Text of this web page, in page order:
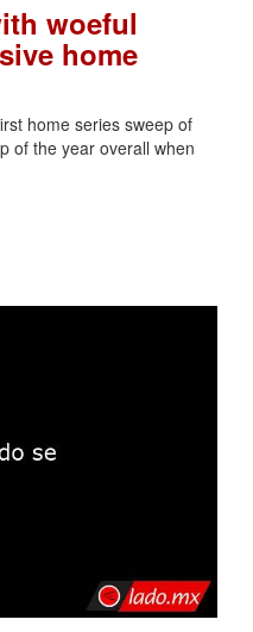
woeful
home
home series sweep of
of the year overall when